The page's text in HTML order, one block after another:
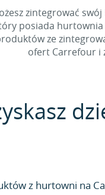
zintegrować
posiada
ze
ofert Carrefour i
z hurtowni na